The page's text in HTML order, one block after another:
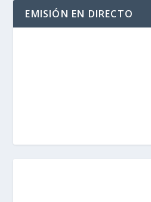
EMISIÓN EN DIRECTO